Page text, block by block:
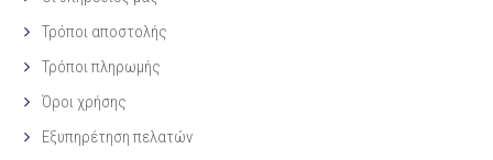
Τρόποι αποστολής
Τρόποι πληρωμής
Όροι χρήσης
Εξυπηρέτηση πελατών